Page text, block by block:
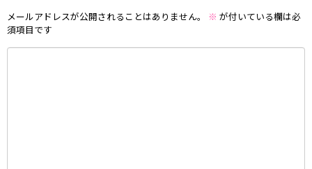
メールアドレスが公開されることはありません。 ※ が付いている欄は必
須項目です